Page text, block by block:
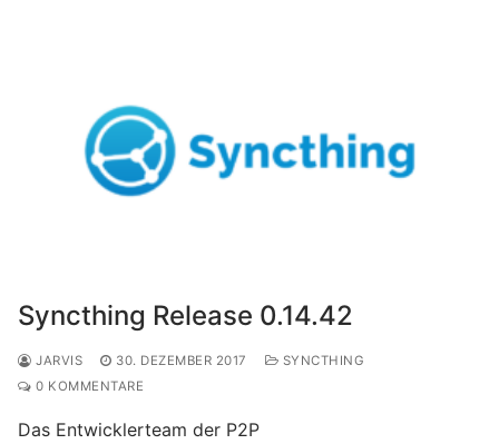
Syncthing Release 0.14.42
JARVIS 30. DEZEMBER 2017
SYNCTHING
0 KOMMENTARE
Das Entwicklerteam der P2P